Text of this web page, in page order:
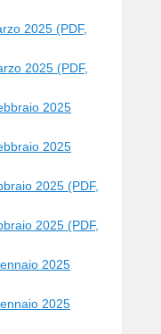
2025 (PDF,
2025 (PDF,
2025
2025
2025 (PDF,
2025 (PDF,
2025
2025